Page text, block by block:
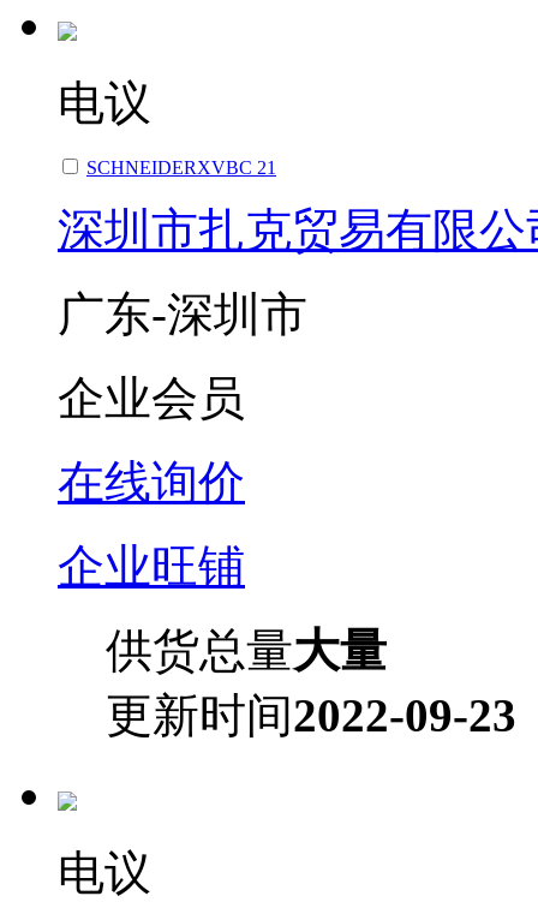
电议
SCHNEIDERXVBC 21
深圳市扎克贸易有限公
广东-深圳市
企业会员
在线询价
企业旺铺
供货总量大量
更新时间2022-09-23
电议